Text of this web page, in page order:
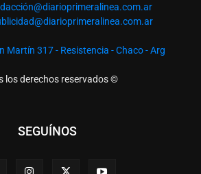
n@diarioprimeralinea.com.ar
Martín 317 - Resistencia - Chaco - Arg
los derechos reservados ©
SEGUÍNOS